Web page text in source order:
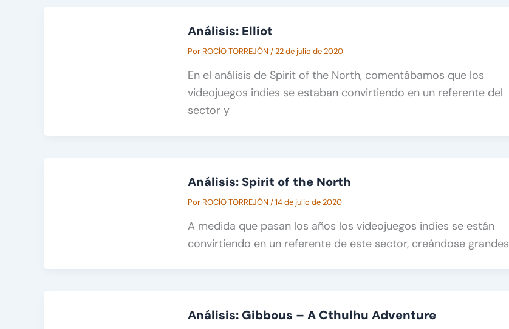
Análisis: Elliot
Por ROCÍO TORREJÓN /22 de julio de 2020
En el análisis de Spirit of the North, comentábamos que los
videojuegos indies se estaban convirtiendo en un referente del
sector y
Análisis: Spirit of the North
Por ROCÍO TORREJÓN /14 de julio de 2020
A medida que pasan los años los videojuegos indies se están
convirtiendo en un referente de este sector, creándose grandes
Análisis: Gibbous – A Cthulhu Adventure